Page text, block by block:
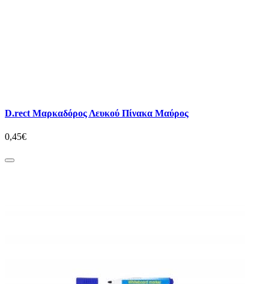
D.rect Μαρκαδόρος Λευκού Πίνακα Μαύρος
0,45€